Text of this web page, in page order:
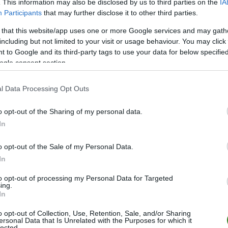
This information may also be disclosed by us to third parties on the
Participants that may further disclose it to other third parties.
that this website/app uses one or more Google services and may
but not limited to your visit or usage behaviour. You may
to Google and its third-party tags to use your data for below
consent section.
Data Processing Opt Outs
opt-out of the Sharing of my personal data.
opt-out of the Sale of my Personal Data.
opt-out of processing my Personal Data for Targeted
opt-out of Collection, Use, Retention, Sale, and/or Sharing
Data that Is Unrelated with the Purposes for which it
M
76-
26 43 13 55-
36 10
26 35 11 2 48-